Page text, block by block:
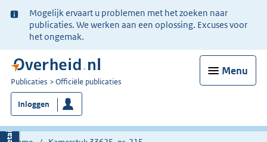
Ter
informatie:
Mogelijk ervaart u problemen met het zoeken naar
publicaties. We werken aan een oplossing. Excuses voor
het ongemak.
Menu
U
bent
nu
hier:
Publicaties Officiële publicaties
Inloggen